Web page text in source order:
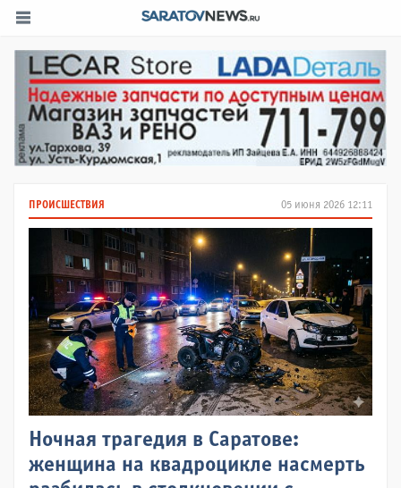
05 июня 2026 12:11
ПРОИСШЕСТВИЯ
Ночная трагедия в Саратове:
женщина на квадроцикле насмерть